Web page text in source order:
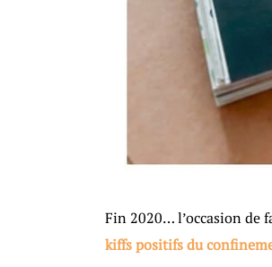
Fin 2020… l’occasion de
kiffs positifs du